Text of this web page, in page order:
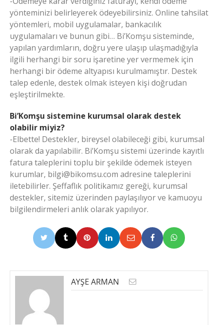
yönteminizi belirleyerek ödeyebilirsiniz. Online tahsilat
yöntemleri, mobil uygulamalar, bankacılık
uygulamaları ve bunun gibi… Bi’Komşu sisteminde,
yapılan yardımların, doğru yere ulaşıp ulaşmadığıyla
ilgili herhangi bir soru işaretine yer vermemek için
herhangi bir ödeme altyapısı kurulmamıştır. Destek
talep edenle, destek olmak isteyen kişi doğrudan
eşleştirilmekte.
Bi’Komşu sistemine kurumsal olarak destek
olabilir miyiz?
-Elbette! Destekler, bireysel olabileceği gibi, kurumsal
olarak da yapılabilir. Bi’Komşu sistemi üzerinde kayıtlı
fatura taleplerini toplu bir şekilde ödemek isteyen
kurumlar, bilgi@bikomsu.com adresine taleplerini
iletebilirler. Şeffaflık politikamız gereği, kurumsal
destekler, sitemiz üzerinden paylaşılıyor ve kamuoyu
bilgilendirmeleri anlık olarak yapılıyor.
AYŞE ARMAN